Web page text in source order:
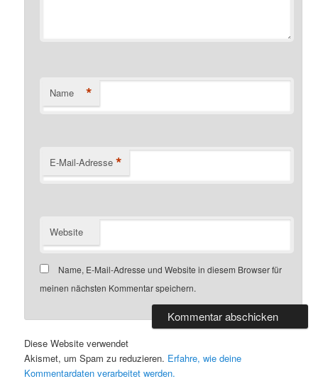
Name *
E-Mail-Adresse *
Website
Name, E-Mail-Adresse und Website in diesem Browser für
meinen nächsten Kommentar speichern.
Diese Website verwendet
Akismet, um Spam zu reduzieren. Erfahre, wie deine
Kommentardaten verarbeitet werden.